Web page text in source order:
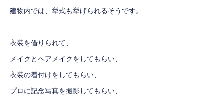
建物内では、挙式も挙げられるそうです。
衣装を借りられて、
メイクとヘアメイクをしてもらい、
衣装の着付けをしてもらい、
プロに記念写真を撮影してもらい、